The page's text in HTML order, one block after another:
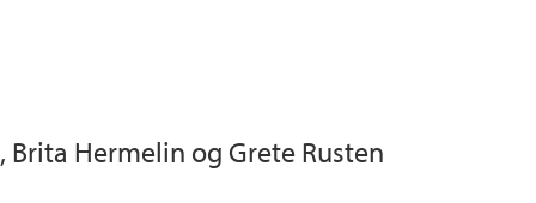
Hermelin og Grete Rusten